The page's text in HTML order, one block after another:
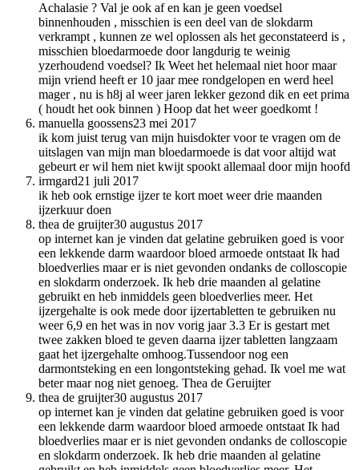
Achalasie ? Val je ook af en kan je geen voedsel
binnenhouden , misschien is een deel van de slokdarm
verkrampt , kunnen ze wel oplossen als het geconstateerd is ,
misschien bloedarmoede door langdurig te weinig
yzerhoudend voedsel? Ik Weet het helemaal niet hoor maar
mijn vriend heeft er 10 jaar mee rondgelopen en werd heel
mager , nu is h8j al weer jaren lekker gezond dik en eet prima
( houdt het ook binnen ) Hoop dat het weer goedkomt !
manuella goossens23 mei 2017
ik kom juist terug van mijn huisdokter voor te vragen om de
uitslagen van mijn man bloedarmoede is dat voor altijd wat
gebeurt er wil hem niet kwijt spookt allemaal door mijn hoofd
irmgard21 juli 2017
ik heb ook ernstige ijzer te kort moet weer drie maanden
ijzerkuur doen
thea de gruijter30 augustus 2017
op internet kan je vinden dat gelatine gebruiken goed is voor
een lekkende darm waardoor bloed armoede ontstaat Ik had
bloedverlies maar er is niet gevonden ondanks de colloscopie
en slokdarm onderzoek. Ik heb drie maanden al gelatine
gebruikt en heb inmiddels geen bloedverlies meer. Het
ijzergehalte is ook mede door ijzertabletten te gebruiken nu
weer 6,9 en het was in nov vorig jaar 3.3 Er is gestart met
twee zakken bloed te geven daarna ijzer tabletten langzaam
gaat het ijzergehalte omhoog.Tussendoor nog een
darmontsteking en een longontsteking gehad. Ik voel me wat
beter maar nog niet genoeg. Thea de Geruijter
thea de gruijter30 augustus 2017
op internet kan je vinden dat gelatine gebruiken goed is voor
een lekkende darm waardoor bloed armoede ontstaat Ik had
bloedverlies maar er is niet gevonden ondanks de colloscopie
en slokdarm onderzoek. Ik heb drie maanden al gelatine